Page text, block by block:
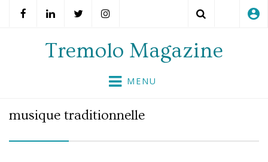
Search account_circle
Tremolo Magazine
content
MENU
musique traditionnelle